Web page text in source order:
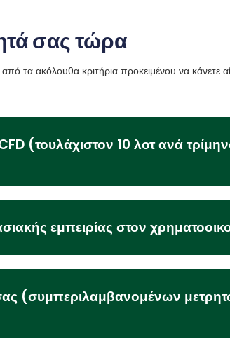
σας τώρα
τα ακόλουθα κριτήρια προκειμένου να κάνετε
(τουλάχιστον 10 λοτ ανά
εμπειρίας στον
(συμπεριλαμβανομένων